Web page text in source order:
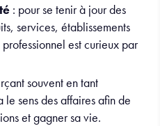
: pour se tenir à jour des
services, établissements
est curieux par
souvent en tant
sens des affaires afin de
et gagner sa vie.